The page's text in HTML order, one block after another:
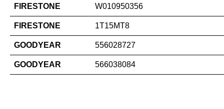
FIRESTONE W010950356
FIRESTONE 1T15MT8
GOODYEAR 556028727
GOODYEAR 566038084